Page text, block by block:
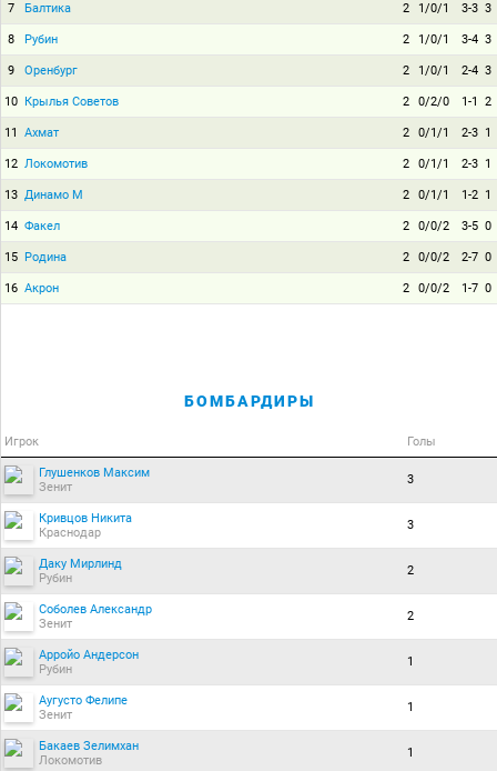
7 Балтика 2 1/0/1 3-3 3
8 Рубин 2 1/0/1 3-4 3
9 Оренбург 2 1/0/1 2-4 3
10 Крылья Советов 2 0/2/0 1-1 2
11 Ахмат 2 0/1/1 2-3 1
12 Локомотив 2 0/1/1 2-3 1
13 Динамо М 2 0/1/1 1-2 1
14 Факел 2 0/0/2 3-5 0
15 Родина 2 0/0/2 2-7 0
16 Акрон 2 0/0/2 1-7 0
БОМБАРДИРЫ
Игрок Голы
Глушенков Максим
Зенит
3
Кривцов Никита
Краснодар
3
Даку Мирлинд
Рубин
2
Соболев Александр
Зенит
2
Арройо Андерсон
Рубин
1
Аугусто Фелипе
Зенит
1
Бакаев Зелимхан
Локомотив
1